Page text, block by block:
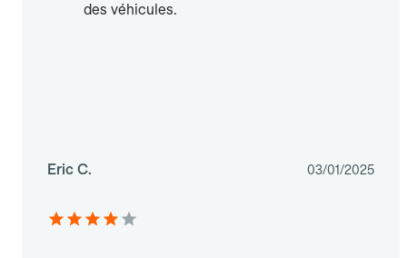
des véhicules.
Eric C. 03/01/2025